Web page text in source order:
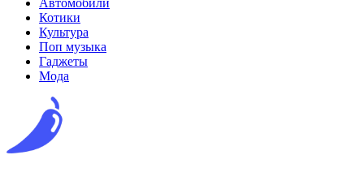
Котики
Культура
Поп музыка
Гаджеты
Мода